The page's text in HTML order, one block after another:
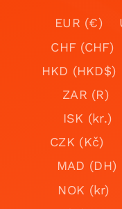
EUR (€)
CHF (CHF)
HKD (HKD$)
ZAR (R)
ISK (kr.)
CZK (Kč)
MAD (DH)
NOK (kr)